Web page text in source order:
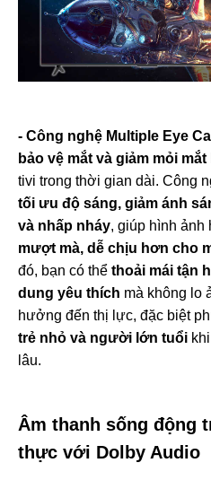
- Công nghệ Multiple Eye
bảo vệ mắt và giảm mỏi mắt
tivi trong thời gian dài. Công
tối ưu độ sáng, giảm ánh
và nhấp nháy, giúp hình ảnh
mượt mà, dễ chịu hơn cho
đó, bạn có thể thoải mái tận
dung yêu thích mà không lo
hưởng đến thị lực, đặc biệt
trẻ nhỏ và người lớn tuổi
lâu.
Âm thanh sống động
thực với Dolby Audio